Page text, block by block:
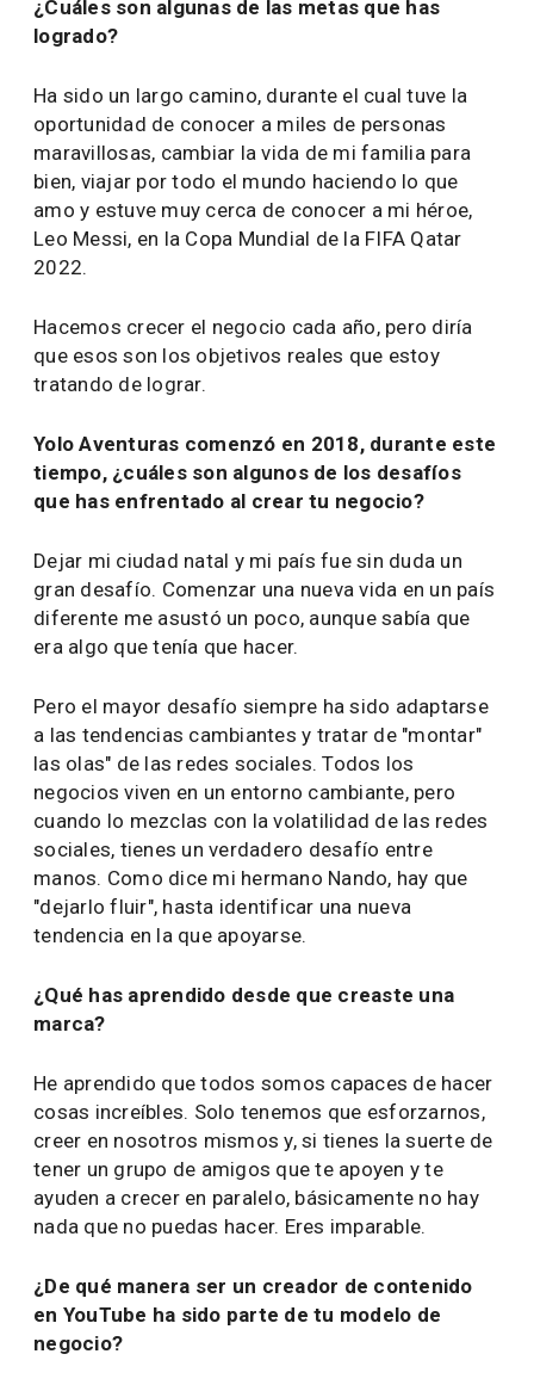
¿Cuáles son algunas de las metas que has
logrado?
Ha sido un largo camino, durante el cual tuve la
oportunidad de conocer a miles de personas
maravillosas, cambiar la vida de mi familia para
bien, viajar por todo el mundo haciendo lo que
amo y estuve muy cerca de conocer a mi héroe,
Leo Messi, en la Copa Mundial de la FIFA Qatar
2022.
Hacemos crecer el negocio cada año, pero diría
que esos son los objetivos reales que estoy
tratando de lograr.
Yolo Aventuras comenzó en 2018, durante este
tiempo, ¿cuáles son algunos de los desafíos
que has enfrentado al crear tu negocio?
Dejar mi ciudad natal y mi país fue sin duda un
gran desafío. Comenzar una nueva vida en un país
diferente me asustó un poco, aunque sabía que
era algo que tenía que hacer.
Pero el mayor desafío siempre ha sido adaptarse
a las tendencias cambiantes y tratar de "montar"
las olas" de las redes sociales. Todos los
negocios viven en un entorno cambiante, pero
cuando lo mezclas con la volatilidad de las redes
sociales, tienes un verdadero desafío entre
manos. Como dice mi hermano Nando, hay que
"dejarlo fluir", hasta identificar una nueva
tendencia en la que apoyarse.
¿Qué has aprendido desde que creaste una
marca?
He aprendido que todos somos capaces de hacer
cosas increíbles. Solo tenemos que esforzarnos,
creer en nosotros mismos y, si tienes la suerte de
tener un grupo de amigos que te apoyen y te
ayuden a crecer en paralelo, básicamente no hay
nada que no puedas hacer. Eres imparable.
¿De qué manera ser un creador de contenido
en YouTube ha sido parte de tu modelo de
negocio?